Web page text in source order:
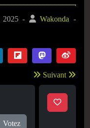
- Wakonda -
Suivant
Votez